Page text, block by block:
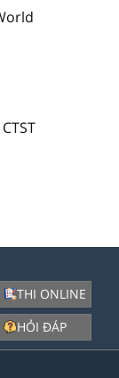
THI ONLINE
HỎI ĐÁP